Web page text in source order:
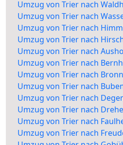
Umzug von Trier nach
Umzug von Trier nach
Umzug von Trier nach
Umzug von Trier nach
Umzug von Trier nach
Umzug von Trier nach
Umzug von Trier nach
Umzug von Trier nach
Umzug von Trier nach
Umzug von Trier nach
Umzug von Trier nach
Umzug von Trier nach